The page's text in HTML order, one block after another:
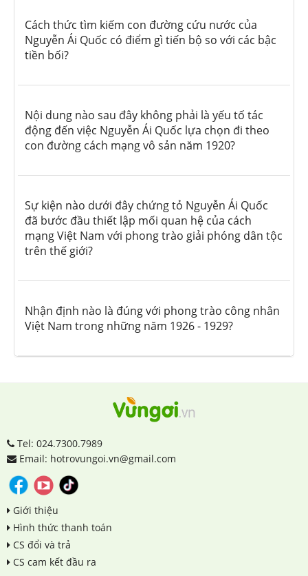
Cách thức tìm kiếm con đường cứu nước của
Nguyễn Ái Quốc có điểm gì tiến bộ so với các bậc
tiền bối?
Nội dung nào sau đây không phải là yếu tố tác
động đến việc Nguyễn Ái Quốc lựa chọn đi theo
con đường cách mạng vô sản năm 1920?
Sự kiện nào dưới đây chứng tỏ Nguyễn Ái Quốc
đã bước đầu thiết lập mối quan hệ của cách
mạng Việt Nam với phong trào giải phóng dân tộc
trên thế giới?
Nhận định nào là đúng với phong trào công nhân
Việt Nam trong những năm 1926 - 1929?
Tel: 024.7300.7989
Email: hotrovungoi.vn@gmail.com
Giới thiệu
Hình thức thanh toán
CS đổi và trả
CS cam kết đầu ra